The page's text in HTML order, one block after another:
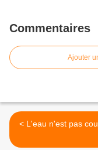
Commentaires
Ajouter
< L'eau n'est pas